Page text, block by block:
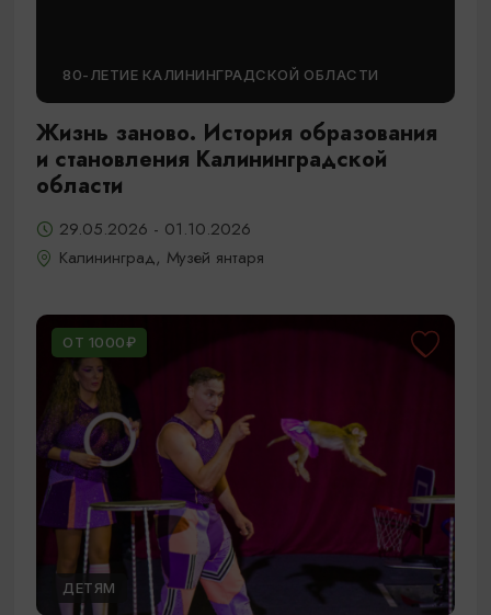
80-ЛЕТИЕ КАЛИНИНГРАДСКОЙ ОБЛАСТИ
Жизнь заново. История образования
и становления Калининградской
области
29.05.2026 - 01.10.2026
Калининград, Музей янтаря
ОТ 1000₽
ДЕТЯМ